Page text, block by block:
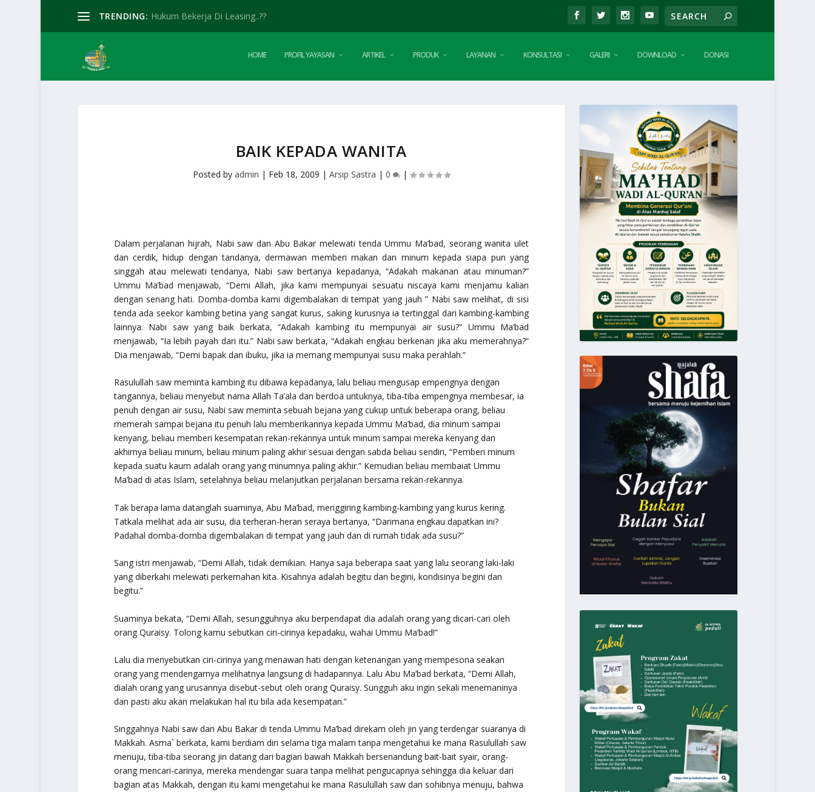
TRENDING: Hukum Bekerja Di Leasing..??
HOME PROFIL YAYASAN ARTIKEL PRODUK LAYANAN KONSULTASI GALERI DOWNLOAD DONASI
BAIK KEPADA WANITA
Posted by admin | Feb 18, 2009 | Arsip Sastra | 0 |
Dalam perjalanan hijrah, Nabi saw dan Abu Bakar melewati tenda Ummu Ma’bad, seorang wanita ulet
dan cerdik, hidup dengan tandanya, dermawan memberi makan dan minum kepada siapa pun yang
singgah atau melewati tendanya, Nabi saw bertanya kepadanya, “Adakah makanan atau minuman?”
Ummu Ma’bad menjawab, “Demi Allah, jika kami mempunyai sesuatu niscaya kami menjamu kalian
dengan senang hati. Domba-domba kami digembalakan di tempat yang jauh ” Nabi saw melihat, di sisi
tenda ada seekor kambing betina yang sangat kurus, saking kurusnya ia tertinggal dari kambing-kambing
lainnya. Nabi saw yang baik berkata, “Adakah kambing itu mempunyai air susu?” Ummu Ma’bad
menjawab, “Ia lebih payah dari itu.” Nabi saw berkata, “Adakah engkau berkenan jika aku memerahnya?”
Dia menjawab, “Demi bapak dan ibuku, jika ia memang mempunyai susu maka perahlah.”
Rasulullah saw meminta kambing itu dibawa kepadanya, lalu beliau mengusap empengnya dengan
tangannya, beliau menyebut nama Allah Ta’ala dan berdoa untuknya, tiba-tiba empengnya membesar, ia
penuh dengan air susu, Nabi saw meminta sebuah bejana yang cukup untuk beberapa orang, beliau
memerah sampai bejana itu penuh lalu memberikannya kepada Ummu Ma’bad, dia minum sampai
kenyang, beliau memberi kesempatan rekan-rekannya untuk minum sampai mereka kenyang dan
akhirnya beliau minum, beliau minum paling akhir sesuai dengan sabda beliau sendiri, “Pemberi minum
kepada suatu kaum adalah orang yang minumnya paling akhir.” Kemudian beliau membaiat Ummu
Ma’bad di atas Islam, setelahnya beliau melanjutkan perjalanan bersama rekan-rekannya.
Tak berapa lama datanglah suaminya, Abu Ma’bad, menggiring kambing-kambing yang kurus kering.
Tatkala melihat ada air susu, dia terheran-heran seraya bertanya, “Darimana engkau dapatkan ini?
Padahal domba-domba digembalakan di tempat yang jauh dan di rumah tidak ada susu?”
Sang istri menjawab, “Demi Allah, tidak demikian. Hanya saja beberapa saat yang lalu seorang laki-laki
yang diberkahi melewati perkemahan kita. Kisahnya adalah begitu dan begini, kondisinya begini dan
begitu.”
Suaminya bekata, “Demi Allah, sesungguhnya aku berpendapat dia adalah orang yang dicari-cari oleh
orang Quraisy. Tolong kamu sebutkan ciri-cirinya kepadaku, wahai Ummu Ma’bad!”
Lalu dia menyebutkan ciri-cirinya yang menawan hati dengan ketenangan yang mempesona seakan
orang yang mendengarnya melihatnya langsung di hadapannya. Lalu Abu Ma’bad berkata, “Demi Allah,
dialah orang yang urusannya disebut-sebut oleh orang Quraisy. Sungguh aku ingin sekali menemaninya
dan pasti aku akan melakukan hal itu bila ada kesempatan.”
Singgahnya Nabi saw dan Abu Bakar di tenda Ummu Ma’bad direkam oleh jin yang terdengar suaranya di
Makkah. Asma` berkata, kami berdiam diri selama tiga malam tanpa mengetahui ke mana Rasulullah saw
menuju, tiba-tiba seorang jin datang dari bagian bawah Makkah bersenandung bait-bait syair, orang-
orang mencari-carinya, mereka mendengar suara tanpa melihat pengucapnya sehingga dia keluar dari
bagian atas Makkah, dengan itu kami mengetahui ke mana Rasulullah saw dan sohibnya menuju, bahwa